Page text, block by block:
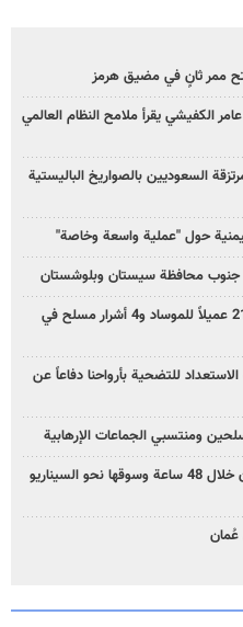
ممر ثانٍ في مضيق هرمز
الكفيشي يقرأ ملامح النظام العالمي
السعوديين بالصواريخ الباليستية
حول "عملية واسعة وخاصة"
جنوب محافظة سيستان وبلوشستان
وزارة الأمن الإيرانية: اعتقال 21 عميلاً للموساد و4 أشرار مسلح في
للتضحية بأرواحنا دفاعاً عن
بزشكيان: خططوا لإسقاط إيران خلال 48 ساعة وسوقها نحو السيناريو
عُمان